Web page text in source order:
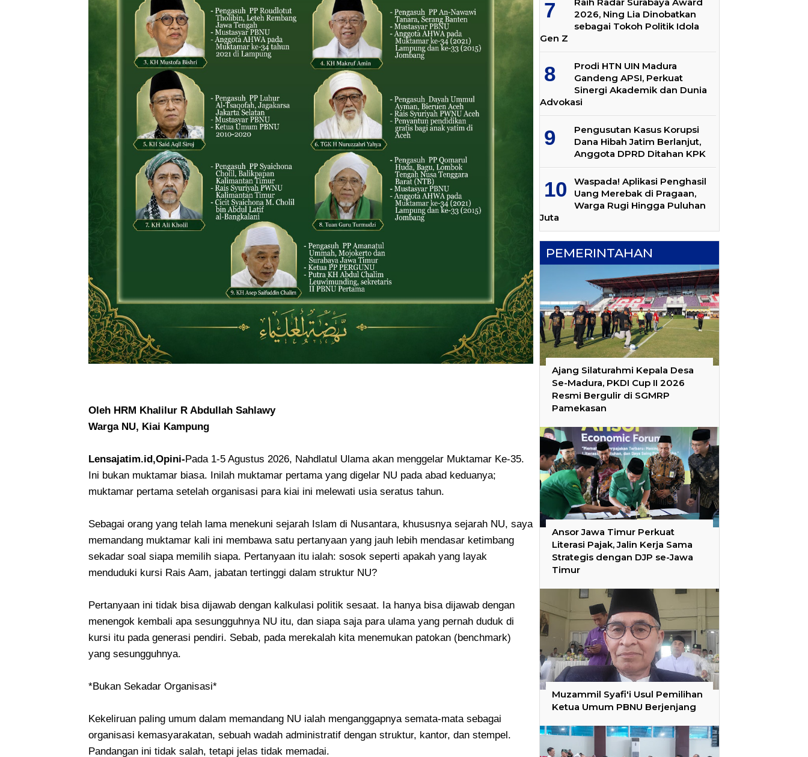
Oleh HRM Khalilur R Abdullah Sahlawy
Warga NU, Kiai Kampung
Lensajatim.id,Opini-Pada 1-5 Agustus 2026, Nahdlatul Ulama akan menggelar Muktamar Ke-35.
Ini bukan muktamar biasa. Inilah muktamar pertama yang digelar NU pada abad keduanya;
muktamar pertama setelah organisasi para kiai ini melewati usia seratus tahun.
Sebagai orang yang telah lama menekuni sejarah Islam di Nusantara, khususnya sejarah NU, saya
memandang muktamar kali ini membawa satu pertanyaan yang jauh lebih mendasar ketimbang
sekadar soal siapa memilih siapa. Pertanyaan itu ialah: sosok seperti apakah yang layak
menduduki kursi Rais Aam, jabatan tertinggi dalam struktur NU?
Pertanyaan ini tidak bisa dijawab dengan kalkulasi politik sesaat. Ia hanya bisa dijawab dengan
menengok kembali apa sesungguhnya NU itu, dan siapa saja para ulama yang pernah duduk di
kursi itu pada generasi pendiri. Sebab, pada merekalah kita menemukan patokan (benchmark)
yang sesungguhnya.
*Bukan Sekadar Organisasi*
Kekeliruan paling umum dalam memandang NU ialah menganggapnya semata-mata sebagai
organisasi kemasyarakatan, sebuah wadah administratif dengan struktur, kantor, dan stempel.
Pandangan ini tidak salah, tetapi jelas tidak memadai.
Raih Radar Surabaya Award
2026, Ning Lia Dinobatkan
sebagai Tokoh Politik Idola
Gen Z
Prodi HTN UIN Madura
Gandeng APSI, Perkuat
Sinergi Akademik dan Dunia
Advokasi
Pengusutan Kasus Korupsi
Dana Hibah Jatim Berlanjut,
Anggota DPRD Ditahan KPK
Waspada! Aplikasi Penghasil
Uang Merebak di Pragaan,
Warga Rugi Hingga Puluhan
Juta
PEMERINTAHAN
Ajang Silaturahmi Kepala Desa
Se-Madura, PKDI Cup II 2026
Resmi Bergulir di SGMRP
Pamekasan
Ansor Jawa Timur Perkuat
Literasi Pajak, Jalin Kerja Sama
Strategis dengan DJP se-Jawa
Timur
Muzammil Syafi'i Usul Pemilihan
Ketua Umum PBNU Berjenjang